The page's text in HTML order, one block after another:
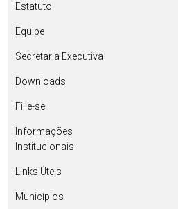
Estatuto
Equipe
Secretaria Executiva
Downloads
Filie-se
Informações
Institucionais
Links Úteis
Municípios